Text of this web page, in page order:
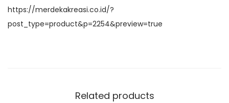
k
https://merdekakreasi.co.id/?
post_type=product&p=2254&preview=true
Related products